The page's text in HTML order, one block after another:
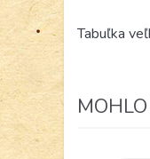
Tabuľka